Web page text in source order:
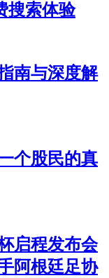
搜索体验
南与深度解
个股民的真
启程发布会
阿根廷足协